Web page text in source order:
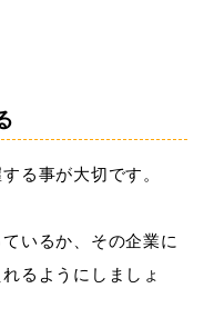
る事が大切です。
いるか、その企業に
るようにしましょ